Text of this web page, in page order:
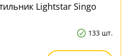
Lightstar Singo
133 шт.